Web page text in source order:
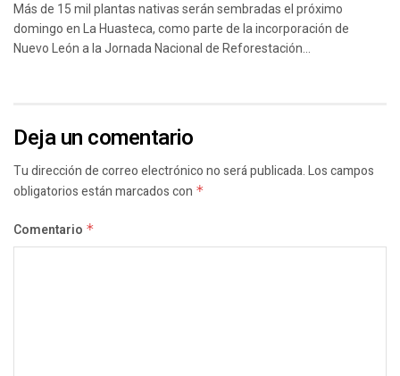
Más de 15 mil plantas nativas serán sembradas el próximo
domingo en La Huasteca, como parte de la incorporación de
Nuevo León a la Jornada Nacional de Reforestación...
Deja un comentario
Tu dirección de correo electrónico no será publicada.Los campos
obligatorios están marcados con *
Comentario *